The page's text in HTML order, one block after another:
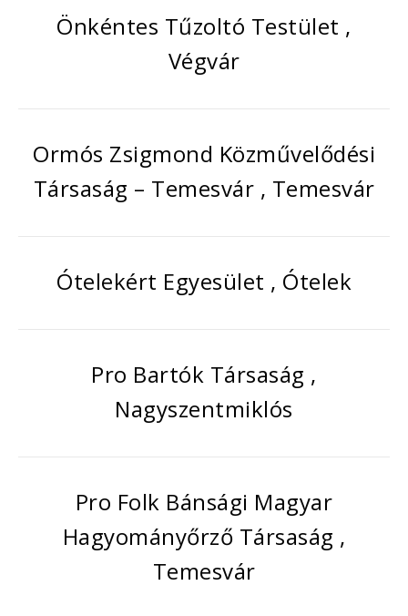
Önkéntes Tűzoltó Testület ,
Végvár
Ormós Zsigmond Közművelődési
Társaság – Temesvár , Temesvár
Ótelekért Egyesület , Ótelek
Pro Bartók Társaság ,
Nagyszentmiklós
Pro Folk Bánsági Magyar
Hagyományőrző Társaság ,
Temesvár